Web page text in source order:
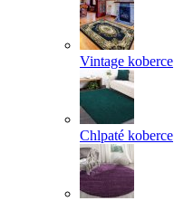
Vintage koberce
Chlpaté koberce